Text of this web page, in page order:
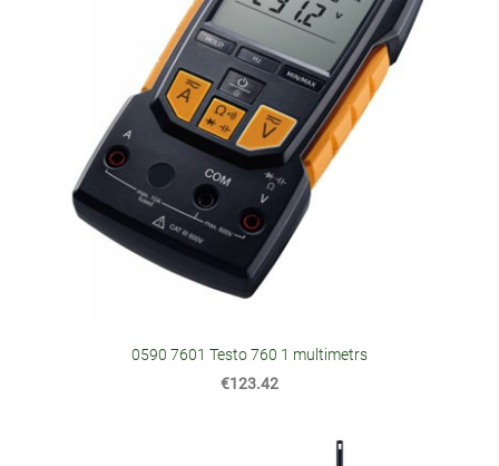
0590 7601 Testo 760 1 multimetrs
€123.42